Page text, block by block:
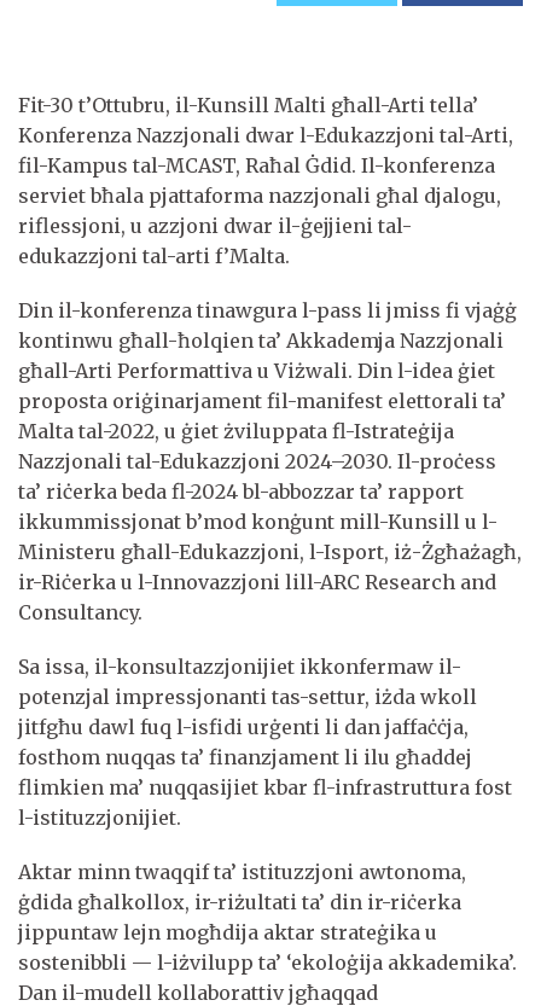
Fit-30 t’Ottubru, il-Kunsill Malti għall-Arti tella’
Konferenza Nazzjonali dwar l-Edukazzjoni tal-Arti,
fil-Kampus tal-MCAST, Raħal Ġdid. Il-konferenza
serviet bħala pjattaforma nazzjonali għal djalogu,
riflessjoni, u azzjoni dwar il-ġejjieni tal-
edukazzjoni tal-arti f’Malta.
Din il-konferenza tinawgura l-pass li jmiss fi vjaġġ
kontinwu għall-ħolqien ta’ Akkademja Nazzjonali
għall-Arti Performattiva u Viżwali. Din l-idea ġiet
proposta oriġinarjament fil-manifest elettorali ta’
Malta tal-2022, u ġiet żviluppata fl-Istrateġija
Nazzjonali tal-Edukazzjoni 2024–2030. Il-proċess
ta’ riċerka beda fl-2024 bl-abbozzar ta’ rapport
ikkummissjonat b’mod konġunt mill-Kunsill u l-
Ministeru għall-Edukazzjoni, l-Isport, iż-Żgħażagħ,
ir-Riċerka u l-Innovazzjoni lill-ARC Research and
Consultancy.
Sa issa, il-konsultazzjonijiet ikkonfermaw il-
potenzjal impressjonanti tas-settur, iżda wkoll
jitfgħu dawl fuq l-isfidi urġenti li dan jaffaċċja,
fosthom nuqqas ta’ finanzjament li ilu għaddej
flimkien ma’ nuqqasijiet kbar fl-infrastruttura fost
l-istituzzjonijiet.
Aktar minn twaqqif ta’ istituzzjoni awtonoma,
ġdida għalkollox, ir-riżultati ta’ din ir-riċerka
jippuntaw lejn mogħdija aktar strateġika u
sostenibbli — l-iżvilupp ta’ ‘ekoloġija akkademika’.
Dan il-mudell kollaborattiv jgħaqqad